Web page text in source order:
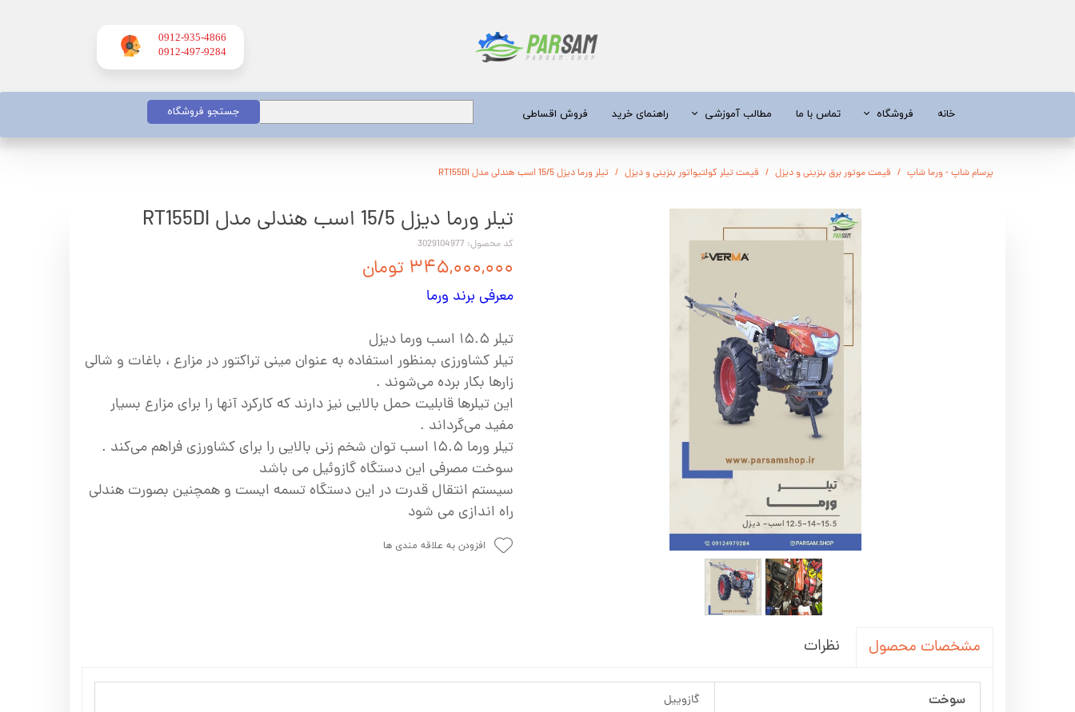
0912-935-4866
​​​​​​​0912-497-9284
خانه فروشگاه
آبسردکن و دستگاه تصفیه آب
تیلر
ابزار و قطعات
کفکش / لجن کش
موتور پمپ
اره زنجیری / علفتراش
شناور چاه عمیق
سایر پمپ
اینورتر جوش
کارواش
تماس با ما مطالب آموزشی
تیلر
شناور چاه عمیق
اره زنجیری
پمپ آب خانگی
ابزار و قطعات
کارواش
موتور تک
موتور پمپ
سمپاش
علتفراش
اینورتر جوش
راهنمای خرید فروش اقساطی جستجو فروشگاه
پرسام شاپ - ورما شاپ قیمت موتور برق بنزینی و دیزل قیمت تیلر کولتیواتور بنزینی و دیزل تیلر ورما دیزل 15/5 اسب هندلی مدل RT155DI
تیلر ورما دیزل 15/5 اسب هندلی مدل RT155DI
کد محصول: 3029104977
۳۴۵,۰۰۰,۰۰۰ تومان
معرفی برند ورما
تیلر ۱۵.۵ اسب ورما دیزل
تیلر کشاورزی بمنظور استفاده به عنوان مینی تراکتور در مزارع ، باغات و شالی
زارها بکار برده می‌شوند .
این تیلرها قابلیت حمل بالایی نیز دارند که کارکرد آنها را برای مزارع بسیار
مفید می‌گرداند .
تیلر ورما ۱۵.۵ اسب توان شخم زنی بالایی را برای کشاورزی فراهم می‌کند .
سوخت مصرفی این دستگاه گازوئیل می باشد
سیستم انتقال قدرت در این دستگاه تسمه ایست و همچنین بصورت هندلی
راه اندازی می شود
افزودن به علاقه مندی ها
مشخصات محصول نظرات
سوخت گازوییل